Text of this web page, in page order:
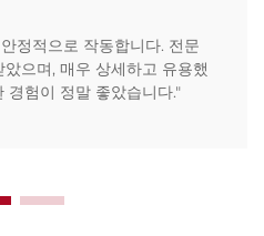
정적으로 작동합니다. 전문
으며, 매우 상세하고 유용했
경험이 정말 좋았습니다."